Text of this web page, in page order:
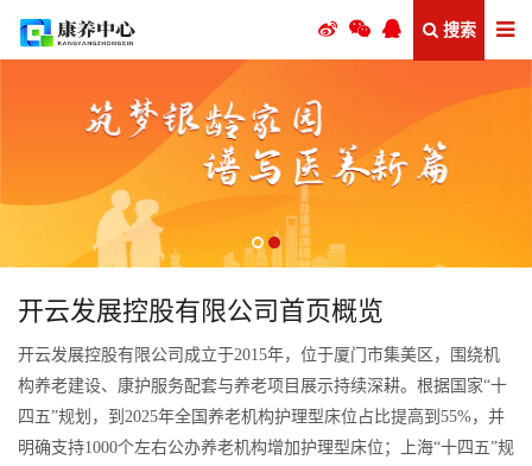
搜索
开云发展控股有限公司首页概览
开云发展控股有限公司成立于2015年，位于厦门市集美区，围绕机
构养老建设、康护服务配套与养老项目展示持续深耕。根据国家“十
四五”规划，到2025年全国养老机构护理型床位占比提高到55%，并
明确支持1000个左右公办养老机构增加护理型床位；上海“十四五”规